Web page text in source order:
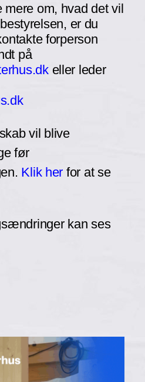
om, hvad det vil
er du
forperson
på
eller leder
vil blive
før
Klik her for at se
kan ses